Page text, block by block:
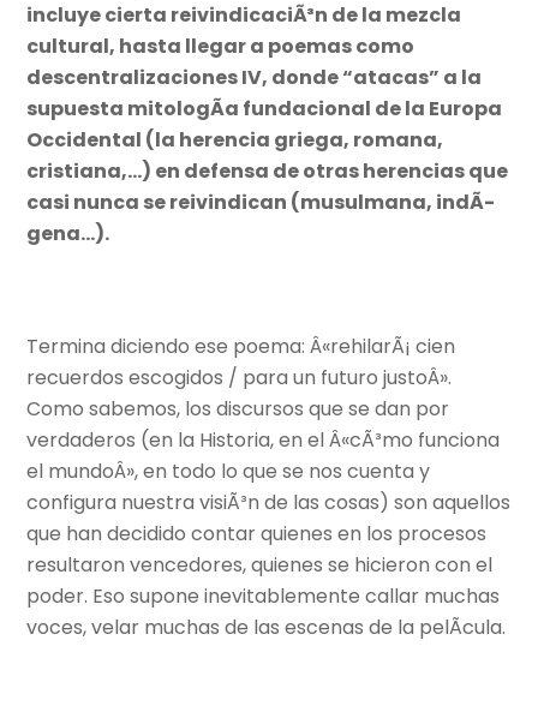
incluye cierta reivindicaciÃ³n de la mezcla
cultural, hasta llegar a poemas como
descentralizaciones IV, donde “atacas” a la
supuesta mitologÃ­a fundacional de la Europa
Occidental (la herencia griega, romana,
cristiana,…) en defensa de otras herencias que
casi nunca se reivindican (musulmana, indÃ­
gena…).
Termina diciendo ese poema: Â«rehilarÃ¡ cien
recuerdos escogidos / para un futuro justoÂ».
Como sabemos, los discursos que se dan por
verdaderos (en la Historia, en el Â«cÃ³mo funciona
el mundoÂ», en todo lo que se nos cuenta y
configura nuestra visiÃ³n de las cosas) son aquellos
que han decidido contar quienes en los procesos
resultaron vencedores, quienes se hicieron con el
poder. Eso supone inevitablemente callar muchas
voces, velar muchas de las escenas de la pelÃ­cula.